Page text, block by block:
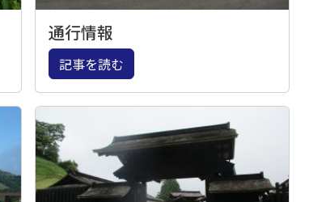
通行情報
記事を読む